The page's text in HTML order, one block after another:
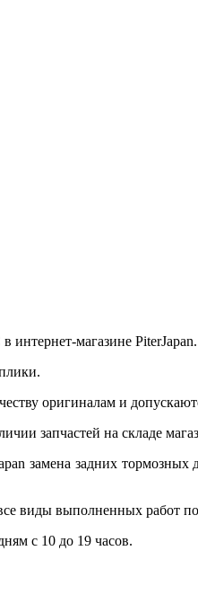
интернет-магазине PiterJapan.
оригиналам и
запчастей на складе
замена задних
виды выполненных работ
с 10 до 19 часов.